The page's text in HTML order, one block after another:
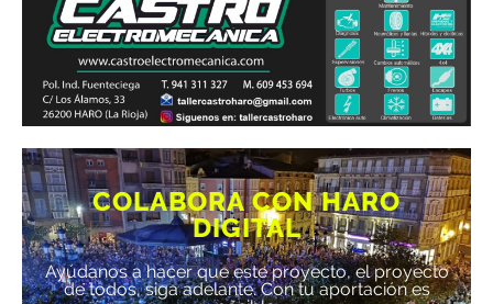
COLABORA CON HARO
DIGITAL
Ayúdanos a hacer que este proyecto, el proyecto
de todos, siga adelante. Con tu aportación es